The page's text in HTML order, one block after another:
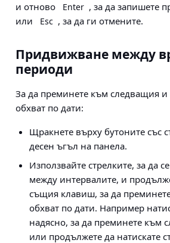
и отново
Enter , за да запишете
или
Esc , за да ги отмените.
Придвижване между
периоди
За да преминете към следващия
обхват по дати:
Щракнете върху бутоните със
десен ъгъл на панела.
Използвайте стрелките, за да
между интервалите, и
същия клавиш, за да
обхват по дати. Например
надясно, за да преминете към
или продължете да натискате